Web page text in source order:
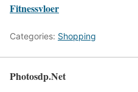
Fitnessvloer
Categories: Shopping
Photosdp.Net